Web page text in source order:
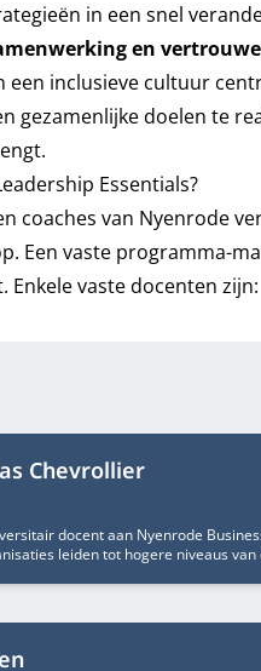
in een snel
en
een inclusieve cultuur
gezamenlijke doelen te
Essentials?
coaches van Nyenrode
Een vaste programma-
vaste docenten zijn:
Chevrollier
docent aan Nyenrode
leiden tot hogere niveaus